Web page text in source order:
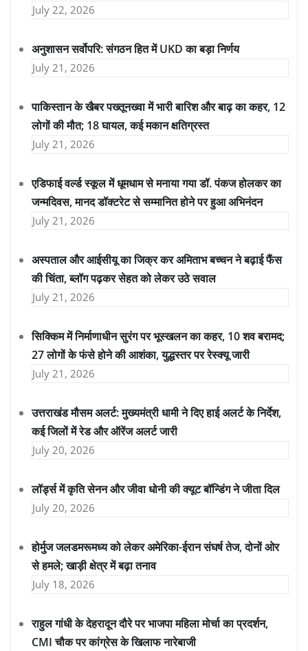
July 22, 2026
अनुशासन सर्वोपरि: संगठन हित में UKD का बड़ा निर्णय
July 21, 2026
पाकिस्तान के खैबर पख्तूनख्वा में भारी बारिश और बाढ़ का कहर, 12
लोगों की मौत; 18 घायल, कई मकान क्षतिग्रस्त
July 21, 2026
एडिफाई वर्ल्ड स्कूल में धूमधाम से मनाया गया डॉ. पंकज होलकर का
जन्मदिवस, मानद डॉक्टरेट से सम्मानित होने पर हुआ अभिनंदन
July 21, 2026
अस्पताल और आईसीयू का जिक्र कर अमिताभ बच्चन ने बढ़ाई फैंस
की चिंता, ब्लॉग पढ़कर सेहत को लेकर उठे सवाल
July 21, 2026
सिक्किम में निर्माणाधीन सुरंग पर भूस्खलन का कहर, 10 शव बरामद;
27 लोगों के फंसे होने की आशंका, युद्धस्तर पर रेस्क्यू जारी
July 21, 2026
उत्तराखंड मौसम अलर्ट: मुख्यमंत्री धामी ने दिए हाई अलर्ट के निर्देश,
कई जिलों में रेड और ऑरेंज अलर्ट जारी
July 20, 2026
लॉर्ड्स में कृति सेनन और जीवा धोनी की क्यूट बॉन्डिंग ने जीता दिल
July 20, 2026
होर्मुज जलडमरूमध्य को लेकर अमेरिका-ईरान संघर्ष तेज, दोनों ओर
से हमले; खाड़ी क्षेत्र में बढ़ा तनाव
July 18, 2026
राहुल गांधी के देहरादून दौरे पर भाजपा महिला मोर्चा का प्रदर्शन,
CMI चौक पर कांग्रेस के खिलाफ नारेबाजी